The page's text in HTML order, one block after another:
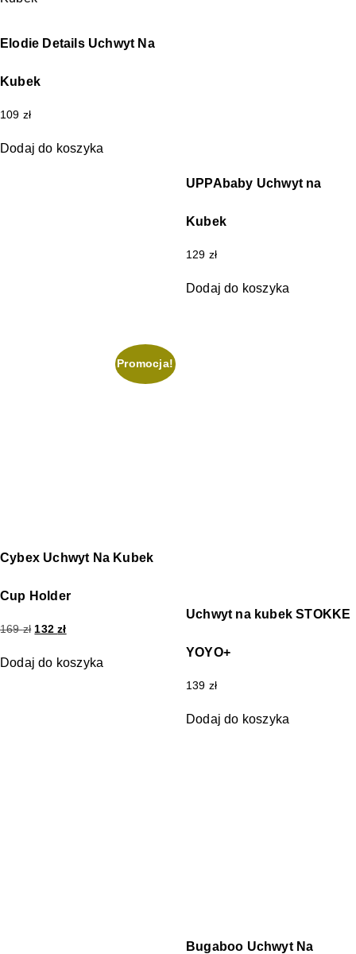
Elodie Details Uchwyt Na
Kubek
109 zł
Dodaj do koszyka
UPPAbaby Uchwyt na
Kubek
129 zł
Dodaj do koszyka
Promocja!
Cybex Uchwyt Na Kubek
Cup Holder
169zł 132zł
Dodaj do koszyka
Uchwyt na kubek STOKKE
YOYO+
139 zł
Dodaj do koszyka
Bugaboo Uchwyt Na